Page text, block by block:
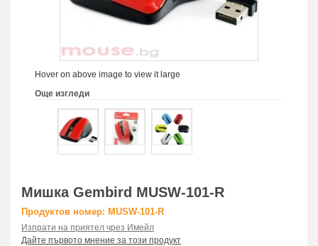
Hover on above image to view it large
Още изгледи
Мишка Gembird MUSW-101-R
Продуктов номер: MUSW-101-R
Изпрати на приятел чрез Имейл
Дайте първото мнение за този продукт